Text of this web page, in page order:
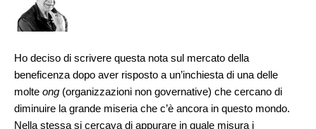
Ho deciso di scrivere questa nota sul mercato della
beneficenza dopo aver risposto a un’inchiesta di una delle
molte ong (organizzazioni non governative) che cercano di
diminuire la grande miseria che c’è ancora in questo mondo.
Nella stessa si cercava di appurare in quale misura i